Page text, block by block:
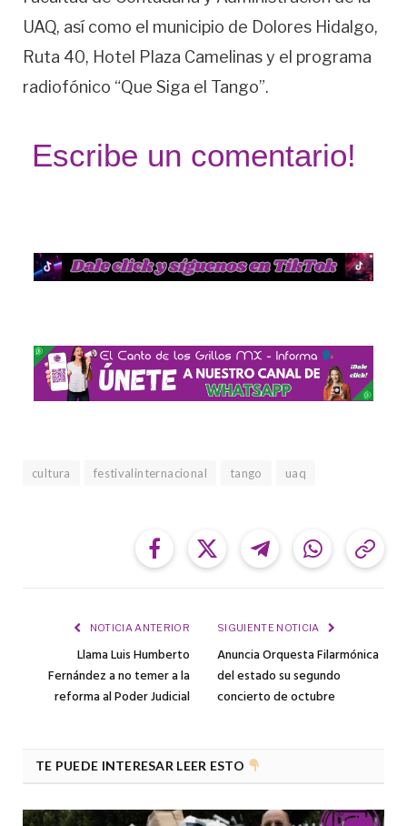
UAQ, así como el municipio de Dolores Hidalgo,
Ruta 40, Hotel Plaza Camelinas y el programa
radiofónico “Que Siga el Tango”.
Escribe un comentario!
cultura festivalinternacional tango uaq
FacebookTwitterTelegramWhatsApp
NOTICIA ANTERIOR
Llama Luis Humberto
Fernández a no temer a la
reforma al Poder Judicial
SIGUIENTE NOTICIA
Anuncia Orquesta Filarmónica
del estado su segundo
concierto de octubre
TE PUEDE INTERESAR LEER ESTO